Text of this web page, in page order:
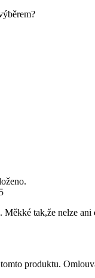
tak,že nelze
produktu.